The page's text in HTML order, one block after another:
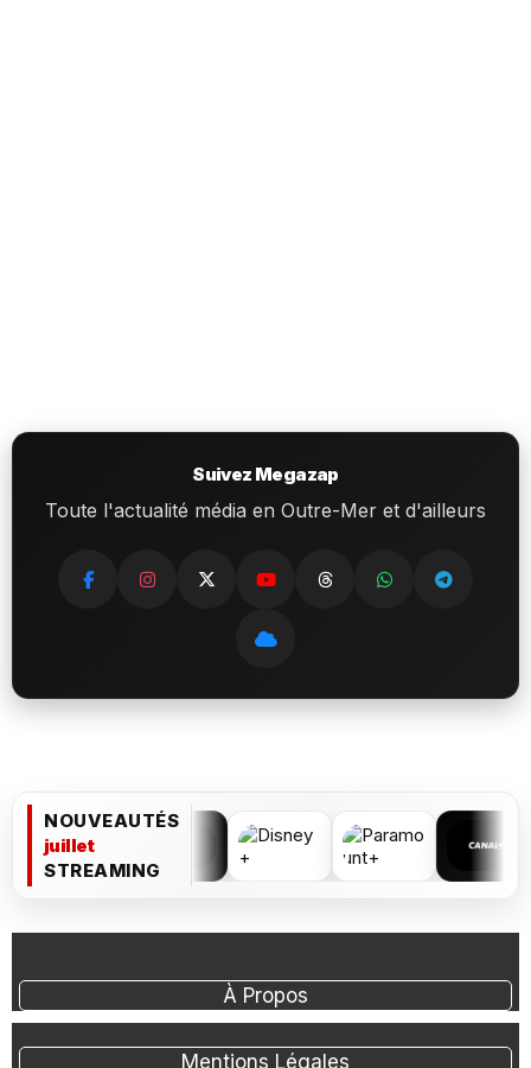
Suivez Megazap
Toute l'actualité média en Outre-Mer et d'ailleurs
NOUVEAUTÉS
juillet
STREAMING
À Propos
Mentions Légales